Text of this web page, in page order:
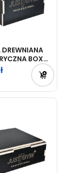
DREWNIANA
BOX